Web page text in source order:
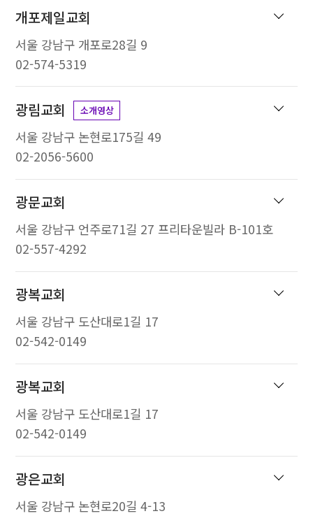
개포제일교회
서울 강남구 개포로28길 9
02-574-5319
광림교회 소개영상
서울 강남구 논현로175길 49
02-2056-5600
광문교회
서울 강남구 언주로71길 27 프리타운빌라 B-101호
02-557-4292
광복교회
서울 강남구 도산대로1길 17
02-542-0149
광복교회
서울 강남구 도산대로1길 17
02-542-0149
광은교회
서울 강남구 논현로20길 4-13